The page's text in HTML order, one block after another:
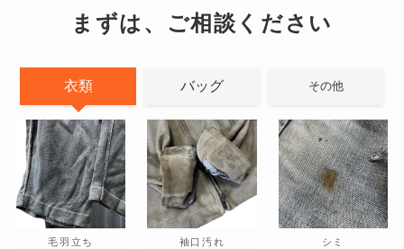
まずは、ご相談ください
衣類 バッグ その他
毛羽立ち 袖口汚れ シミ